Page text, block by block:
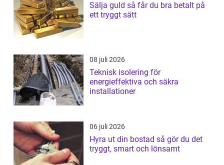
Sälja guld så får du bra betalt på
ett tryggt sätt
08 juli 2026
Teknisk isolering för
energieffektiva och säkra
installationer
06 juli 2026
Hyra ut din bostad så gör du det
tryggt, smart och lönsamt